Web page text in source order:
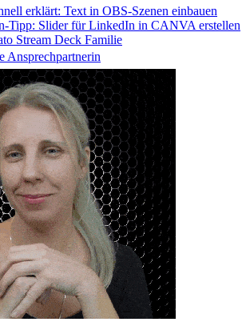
erklärt: Text in OBS-Szenen einbauen
Tipp: Slider für LinkedIn in CANVA erstellen
Stream Deck Familie
Ansprechpartnerin